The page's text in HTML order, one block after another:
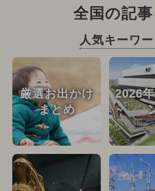
全国の記
人気キーワ
厳選お出かけ
まとめ
2026